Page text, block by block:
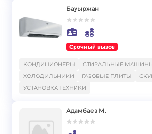
Бауыржан
Срочный вызов
КОНДИЦИОНЕРЫ
СТИРАЛЬНЫЕ
ХОЛОДИЛЬНИКИ
ГАЗОВЫЕ ПЛИТЫ
УСТАНОВКА ТЕХНИКИ
Адамбаев М.